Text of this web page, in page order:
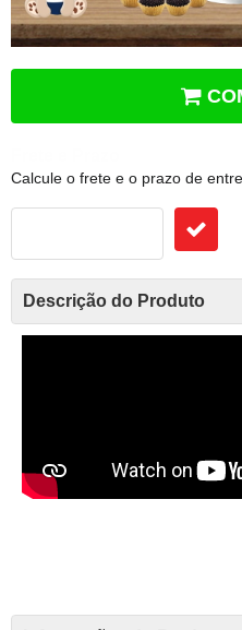
Calcule o frete e o prazo de
Descrição do Produto